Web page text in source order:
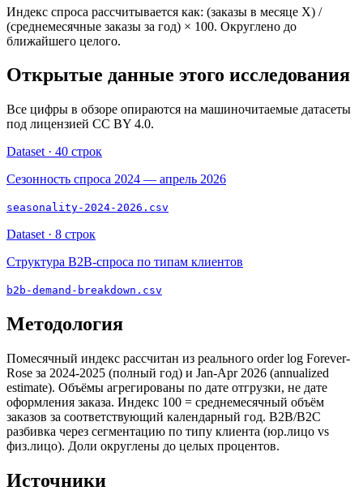
Индекс спроса рассчитывается как: (заказы в месяце X) /
(среднемесячные заказы за год) × 100. Округлено до
ближайшего целого.
Открытые данные этого исследования
Все цифры в обзоре опираются на машиночитаемые датасеты
под лицензией CC BY 4.0.
Dataset · 40 строк
Сезонность спроса 2024 — апрель 2026
seasonality-2024-2026.csv
Dataset · 8 строк
Структура B2B-спроса по типам клиентов
b2b-demand-breakdown.csv
Методология
Помесячный индекс рассчитан из реального order log Forever-
Rose за 2024-2025 (полный год) и Jan-Apr 2026 (annualized
estimate). Объёмы агрегированы по дате отгрузки, не дате
оформления заказа. Индекс 100 = среднемесячный объём
заказов за соответствующий календарный год. B2B/B2C
разбивка через сегментацию по типу клиента (юр.лицо vs
физ.лицо). Доли округлены до целых процентов.
Источники